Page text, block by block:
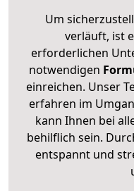
Um
verläuft, ist
erforderlichen
notwendigen
einreichen. Unser
erfahren im
kann Ihnen bei
behilflich sein.
entspannt und